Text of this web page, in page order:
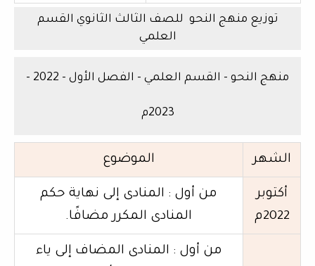
توزيع منهج النحو للصف الثالث الثانوي القسم
العلمي
منهج النحو - القسم العلمي - الفصل الأول - 2022 -
2023م
الشهر الموضوع
أكتوبر
2022م
من أول : المنادى إلى نهاية حكم
المنادى المكرر مضافًا.
من أول : المنادى المضاف إلى ياء